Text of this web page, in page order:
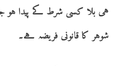
ہی بلا کسی شرط کے پیدا ہو
شوہر کا قانونی فریضہ ہے۔